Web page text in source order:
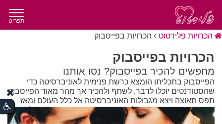
תפריט
הכרויות פלירטוט הכרויות בפייסבוק
הכרויות בפייסבוק
מחפשים להכיר בפייסבוק? נסו אותנו
הפייסבוק בתכליתו הומצא כרשת פנימית לאוניברסיטה כדי
שהסטודנטים יוכלו לדבר, לשתף ולהכיר אך מהר מאוד הפייסבוק
תפס תאוצה ויצא מגבולות האוניברסיטה אל כלל העולם ומאז
הכרויות בפייסבוק נהיו חלק מהנורמה בארצות שונות בעולם.
הכרויות דרך הפייסבוק נוצרות אחרי שייצרתם פרופיל בחינם